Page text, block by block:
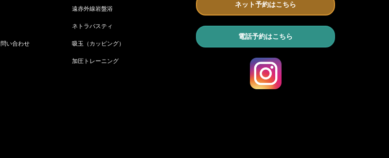
い合わせ
遠赤外線岩盤浴
ネトラバスティ
吸玉（カッピング）
加圧トレーニング
ネット予約はこちら
電話予約はこちら